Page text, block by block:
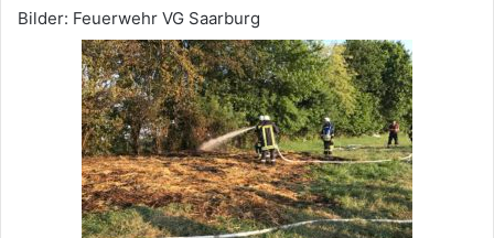
Bilder: Feuerwehr VG Saarburg